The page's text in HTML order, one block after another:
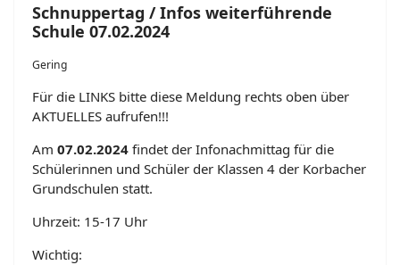
Schnuppertag / Infos weiterführende
Schule 07.02.2024
Gering
Für die LINKS bitte diese Meldung rechts oben über
AKTUELLES aufrufen!!!
Am 07.02.2024 findet der Infonachmittag für die
Schülerinnen und Schüler der Klassen 4 der Korbacher
Grundschulen statt.
Uhrzeit: 15-17 Uhr
Wichtig: